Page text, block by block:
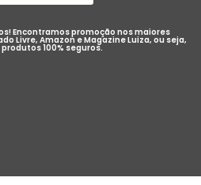
Encontramos promoção nos maiores
Livre, Amazon e Magazine Luiza, ou seja,
100% seguros.